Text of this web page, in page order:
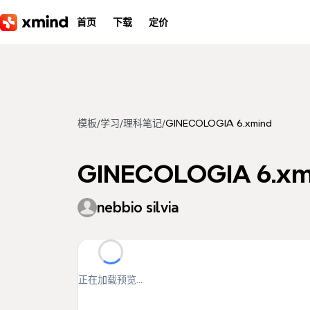
首页 下载 定价
模板/学习/理科笔记/GINECOLOGIA 6.xmind
GINECOLOGIA
nebbio silvia
正在加载预览...